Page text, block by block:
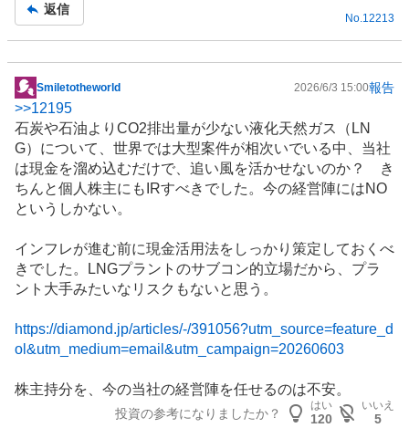
事
返信
No.12213
掲
示
板
記
事
Smiletotheworld 2026/6/3 15:00報告
>>12195
石炭や石油よりCO2排出量が少ない液化天然ガス （ LN
G）について、世界では大型案件が相次いでいる中、当社
は現金を溜め込むだけで、追い風を活かせないのか？ き
ちんと個人株主にも IRすべきでした。今の経営陣にはNO
というしかない。
インフレが進む前に現金活用法をしっかり策定しておくべ
きでした。LNGプラントのサブコン的立場だから、プラ
ント大手みたいなリスクもないと思う。
https://diamond.jp/articles/-/391056?utm_source=feature_d
ol&utm_medium=email&utm_campaign=20260603
株主持分を、今の当社の経営陣を任せるのは不安。
投資の参考になりましたか？
はい
120
いいえ
5